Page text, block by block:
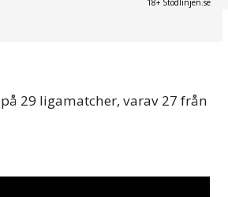
29 ligamatcher, varav 27 från